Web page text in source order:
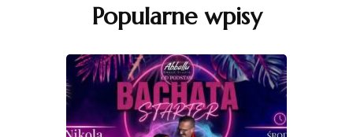
Popularne wpisy